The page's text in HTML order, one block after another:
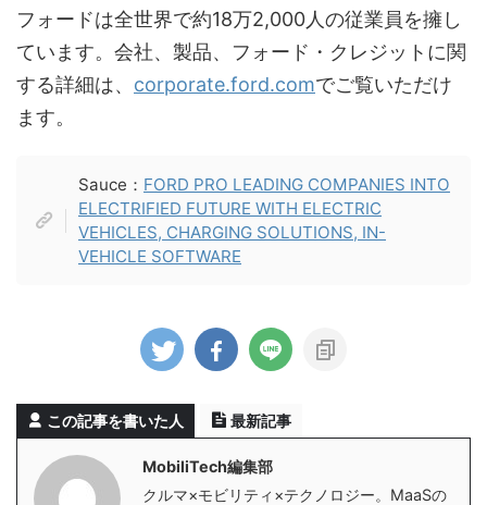
フォードは全世界で約18万2,000人の従業員を擁し
ています。会社、製品、フォード・クレジットに関
する詳細は、 corporate.ford.comでご覧いただけ
ます。
Sauce： FORD PRO LEADING COMPANIES INTO
ELECTRIFIED FUTURE WITH ELECTRIC
VEHICLES, CHARGING SOLUTIONS, IN-
VEHICLE SOFTWARE
この記事を書いた人 最新記事
MobiliTech編集部
クルマ×モビリティ×テクノロジー。MaaSの